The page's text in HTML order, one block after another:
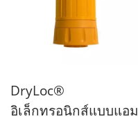
DryLoc®
อิเล็กทรอนิกส์แบบแอม